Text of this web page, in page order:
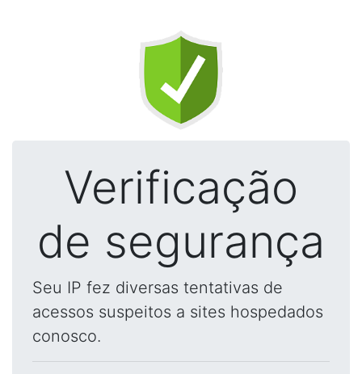
Verificação
de segurança
Seu IP fez diversas tentativas de
acessos suspeitos a sites hospedados
conosco.